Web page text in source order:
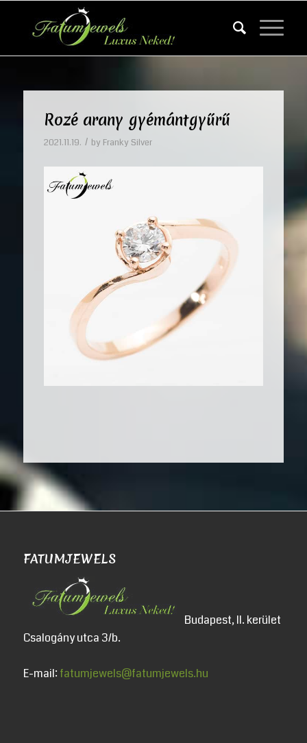
Rozé arany gyémántgyűrű
2021.11.19. / by Franky Silver
FATUMJEWELS
Budapest, II. kerület
Csalogány utca 3/b.
E-mail: fatumjewels@fatumjewels.hu